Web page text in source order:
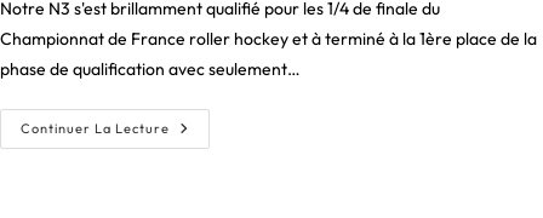
publication :
Notre N3 s'est brillamment qualifié pour les 1/4 de finale du
Championnat de France roller hockey et à terminé à la 1ère place de la
phase de qualification avec seulement…
Continuer La Lecture [COMMUNIQUÉ]
: